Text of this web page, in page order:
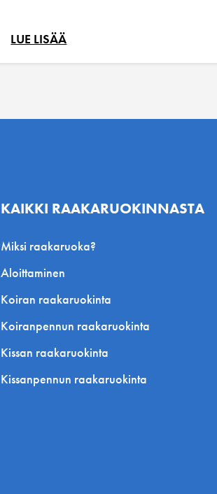
LUE LISÄÄ
KAIKKI RAAKARUOKINNASTA
Miksi raakaruoka?
Aloittaminen
Koiran raakaruokinta
Koiranpennun raakaruokinta
Kissan raakaruokinta
Kissanpennun raakaruokinta